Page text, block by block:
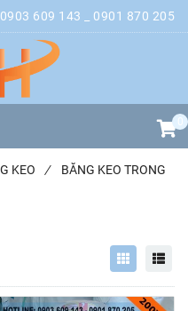
0903 609 143 _ 0901 870 205
0
KEO / BĂNG KEO TRONG